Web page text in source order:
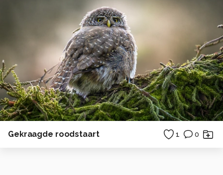
Gekraagde roodstaart 1 0